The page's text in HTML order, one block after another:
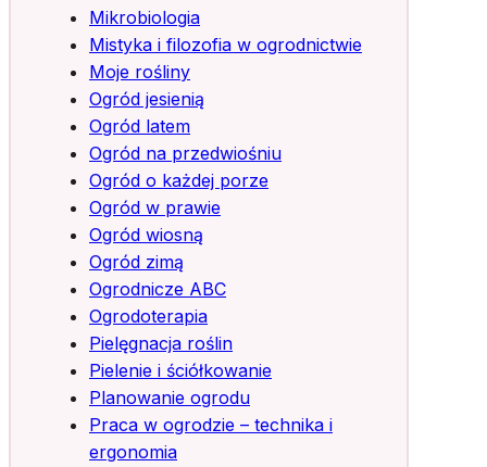
Mikrobiologia
Mistyka i filozofia w ogrodnictwie
Moje rośliny
Ogród jesienią
Ogród latem
Ogród na przedwiośniu
Ogród o każdej porze
Ogród w prawie
Ogród wiosną
Ogród zimą
Ogrodnicze ABC
Ogrodoterapia
Pielęgnacja roślin
Pielenie i ściółkowanie
Planowanie ogrodu
Praca w ogrodzie – technika i
ergonomia